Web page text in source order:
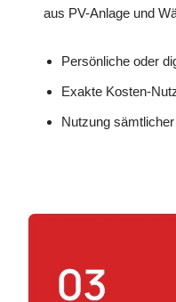
aus PV-Anlage und
Persönliche oder
Exakte Kosten-
Nutzung